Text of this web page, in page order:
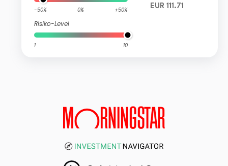
-50% 0% +50%
Risiko-Level
1 10
EUR 111.71